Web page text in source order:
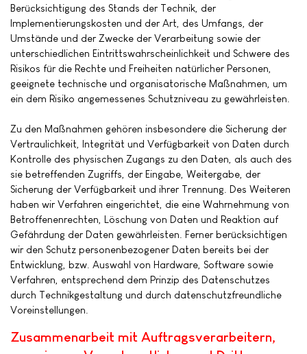
Berücksichtigung des Stands der Technik, der
Implementierungskosten und der Art, des Umfangs, der
Umstände und der Zwecke der Verarbeitung sowie der
unterschiedlichen Eintrittswahrscheinlichkeit und Schwere des
Risikos für die Rechte und Freiheiten natürlicher Personen,
geeignete technische und organisatorische Maßnahmen, um
ein dem Risiko angemessenes Schutzniveau zu gewährleisten.
Zu den Maßnahmen gehören insbesondere die Sicherung der
Vertraulichkeit, Integrität und Verfügbarkeit von Daten durch
Kontrolle des physischen Zugangs zu den Daten, als auch des
sie betreffenden Zugriffs, der Eingabe, Weitergabe, der
Sicherung der Verfügbarkeit und ihrer Trennung. Des Weiteren
haben wir Verfahren eingerichtet, die eine Wahrnehmung von
Betroffenenrechten, Löschung von Daten und Reaktion auf
Gefährdung der Daten gewährleisten. Ferner berücksichtigen
wir den Schutz personenbezogener Daten bereits bei der
Entwicklung, bzw. Auswahl von Hardware, Software sowie
Verfahren, entsprechend dem Prinzip des Datenschutzes
durch Technikgestaltung und durch datenschutzfreundliche
Voreinstellungen.
Zusammenarbeit mit Auftragsverarbeitern,